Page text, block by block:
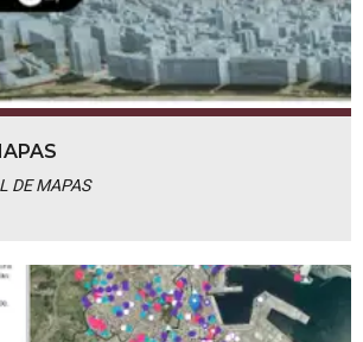
DE MAPAS